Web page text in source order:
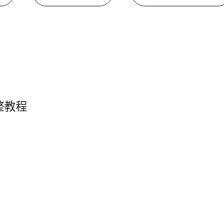
程